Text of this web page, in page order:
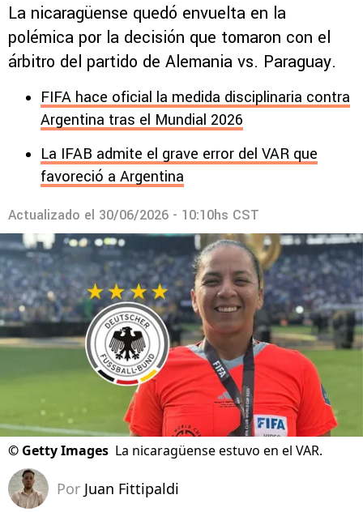
La nicaragüense quedó envuelta en la
polémica por la decisión que tomaron con el
árbitro del partido de Alemania vs. Paraguay.
FIFA hace oficial la medida disciplinaria contra
Argentina tras el Mundial 2026
La IFAB admite el grave error del VAR que
favoreció a Argentina
Actualizado el 30/06/2026 - 10:10hs CST
© Getty Images La nicaragüense estuvo en el VAR.
Por Juan Fittipaldi